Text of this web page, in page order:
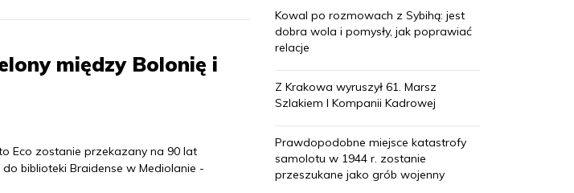
między Bolonię i
Eco zostanie przekazany na 90 lat
biblioteki Braidense w Mediolanie -
Kowal po rozmowach z Sybihą: jest
dobra wola i pomysły, jak poprawiać
relacje
Z Krakowa wyruszył 61. Marsz
Szlakiem I Kompanii Kadrowej
Prawdopodobne miejsce katastrofy
samolotu w 1944 r. zostanie
przeszukane jako grób wojenny